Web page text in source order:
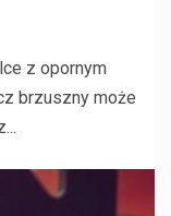
z opornym
brzuszny może